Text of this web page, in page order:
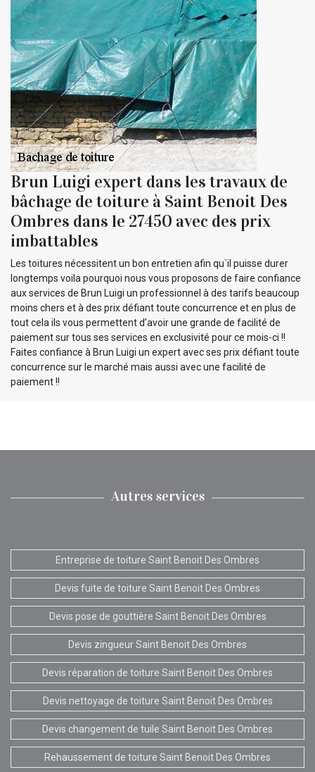
Brun Luigi expert dans les travaux de
bâchage de toiture à Saint Benoit Des
Ombres dans le 27450 avec des prix
imbattables
Les toitures nécessitent un bon entretien afin qu`il puisse durer
longtemps voila pourquoi nous vous proposons de faire confiance
aux services de Brun Luigi un professionnel à des tarifs beaucoup
moins chers et à des prix défiant toute concurrence et en plus de
tout cela ils vous permettent d’avoir une grande de facilité de
paiement sur tous ses services en exclusivité pour ce mois-ci !!
Faites confiance à Brun Luigi un expert avec ses prix défiant toute
concurrence sur le marché mais aussi avec une facilité de
paiement !!
Autres services
Entreprise de toiture Saint Benoit Des Ombres
Devis fuite de toiture Saint Benoit Des Ombres
Devis pose de gouttière Saint Benoit Des Ombres
Devis zingueur Saint Benoit Des Ombres
Devis réparation de toiture Saint Benoit Des Ombres
Devis nettoyage de toiture Saint Benoit Des Ombres
Devis changement de tuile Saint Benoit Des Ombres
Rehaussement de toiture Saint Benoit Des Ombres